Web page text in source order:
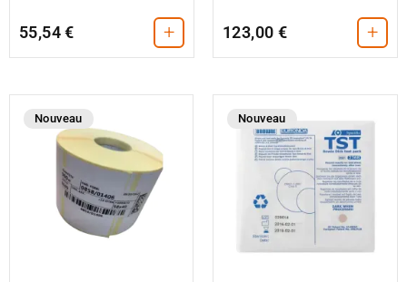
55,54 € + 123,00 € +
Nouveau Nouveau